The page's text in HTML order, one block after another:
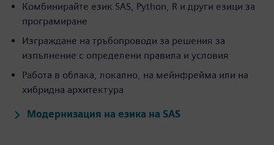
Комбинирайте език SAS, Python, R и други езици за
програмиране
Изграждане на тръбопроводи за решения за
изпълнение с определени правила и условия
Работа в облака, локално, на мейнфрейма или на
хибридна архитектура
Модернизация на езика на SAS